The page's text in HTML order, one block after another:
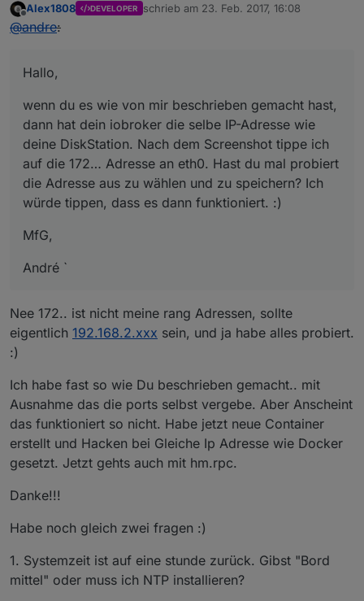
Offline
Alex1808 DEVELOPER schrieb am 23. Feb. 2017, 16:08
zuletzt editiert von
@andre:
Hallo,
wenn du es wie von mir beschrieben gemacht hast,
dann hat dein iobroker die selbe IP-Adresse wie
deine DiskStation. Nach dem Screenshot tippe ich
auf die 172… Adresse an eth0. Hast du mal probiert
die Adresse aus zu wählen und zu speichern? Ich
würde tippen, dass es dann funktioniert. :)
MfG,
André `
Nee 172.. ist nicht meine rang Adressen, sollte
eigentlich 192.168.2.xxx sein, und ja habe alles probiert.
:)
Ich habe fast so wie Du beschrieben gemacht.. mit
Ausnahme das die ports selbst vergebe. Aber Anscheint
das funktioniert so nicht. Habe jetzt neue Container
erstellt und Hacken bei Gleiche Ip Adresse wie Docker
gesetzt. Jetzt gehts auch mit hm.rpc.
Danke!!!
Habe noch gleich zwei fragen :)
1. Systemzeit ist auf eine stunde zurück. Gibst "Bord
mittel" oder muss ich NTP installieren?